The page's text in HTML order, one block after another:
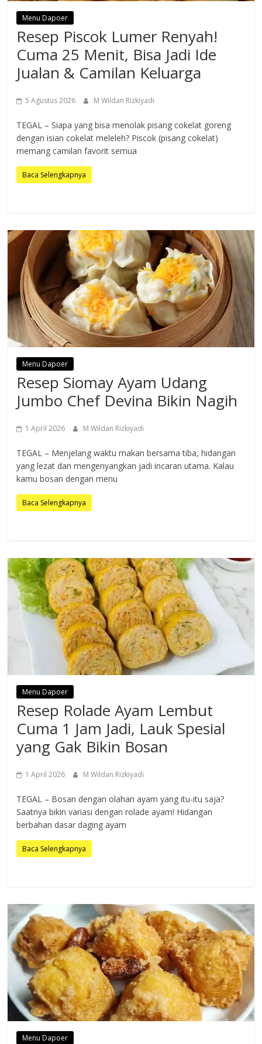
Menu Dapoer
Resep Piscok Lumer Renyah!
Cuma 25 Menit, Bisa Jadi Ide
Jualan & Camilan Keluarga
5 Agustus 2026 M Wildan Rizkiyadi
TEGAL – Siapa yang bisa menolak pisang cokelat goreng
dengan isian cokelat meleleh? Piscok (pisang cokelat)
memang camilan favorit semua
Baca Selengkapnya
Menu Dapoer
Resep Siomay Ayam Udang
Jumbo Chef Devina Bikin Nagih
1 April 2026 M Wildan Rizkiyadi
TEGAL – Menjelang waktu makan bersama tiba, hidangan
yang lezat dan mengenyangkan jadi incaran utama. Kalau
kamu bosan dengan menu
Baca Selengkapnya
Menu Dapoer
Resep Rolade Ayam Lembut
Cuma 1 Jam Jadi, Lauk Spesial
yang Gak Bikin Bosan
1 April 2026 M Wildan Rizkiyadi
TEGAL – Bosan dengan olahan ayam yang itu-itu saja?
Saatnya bikin variasi dengan rolade ayam! Hidangan
berbahan dasar daging ayam
Baca Selengkapnya
Menu Dapoer